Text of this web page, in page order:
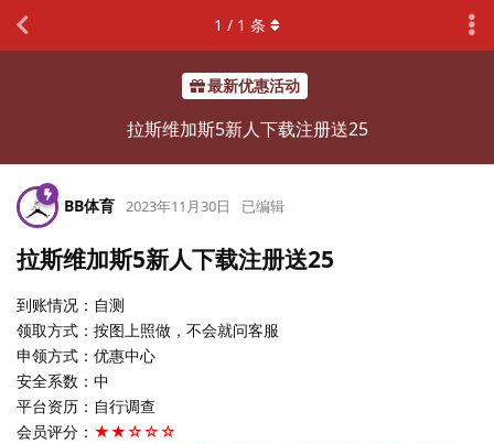
最新优惠活动
拉斯维加斯5新人下载注册送25
1 / 1 条
BB体育 2023年11月30日 已编辑
拉斯维加斯5新人下载注册送25
到账情况：自测
领取方式：按图上照做，不会就问客服
申领方式：优惠中心
安全系数：中
平台资历：自行调查
会员评分： ★★☆☆☆